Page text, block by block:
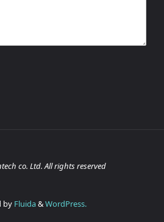
co. Ltd. All rights reserved
byFluida&WordPress.